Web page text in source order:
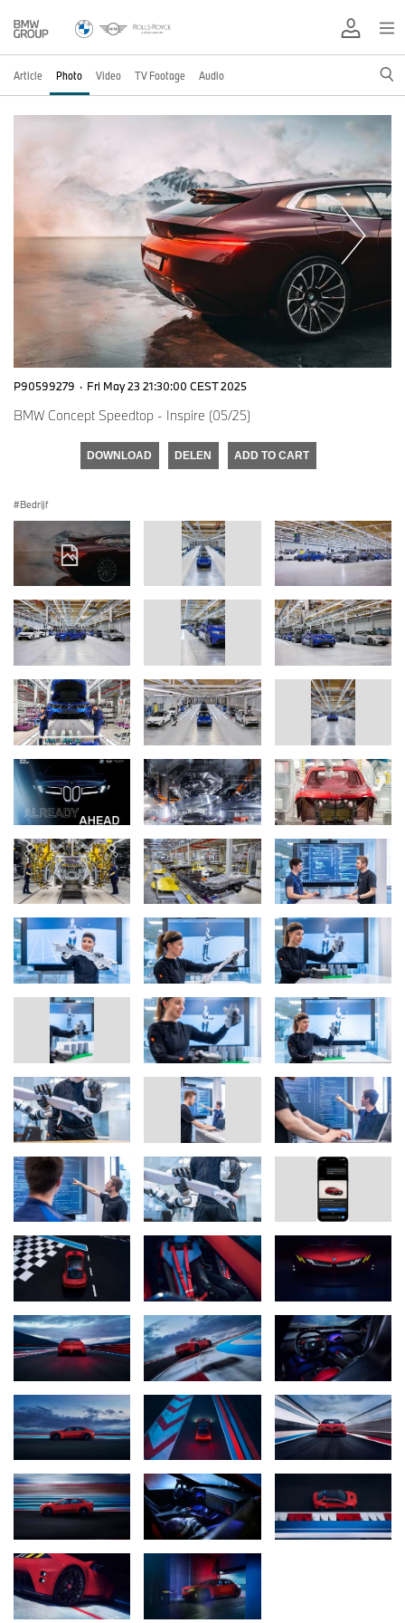
Article Photo Video TV Footage Audio
P90599279 · Fri May 23 21:30:00 CEST 2025
BMW Concept Speedtop - Inspire (05/25)
DOWNLOAD DELEN ADD TO CART
Bedrijf